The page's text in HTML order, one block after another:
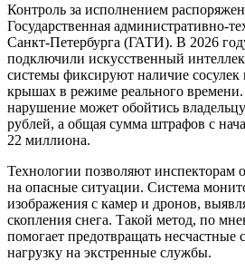
Контроль за исполнением
Государственная административно-
Санкт-Петербурга (ГАТИ). В 2026
подключили искусственный
системы фиксируют наличие
крышах в режиме реального
нарушение может обойтись
рублей, а общая сумма штрафов с
22 миллиона.
Технологии позволяют инспекторам
на опасные ситуации. Система
изображения с камер и дронов,
скопления снега. Такой метод, по
помогает предотвращать несчастные
нагрузку на экстренные службы.